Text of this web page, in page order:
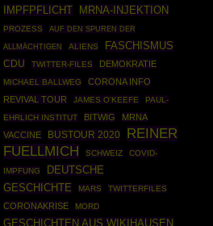
IMPFPFLICHT MRNA-INJEKTION
PROZESS AUF DEN SPUREN DER
ALLMÄCHTIGEN ALIENS FASCHISMUS
CDU TWITTER-FILES DEMOKRATIE
MICHAEL BALLWEG
CORONA INFO
REVIVAL TOUR
JAMES O'KEEFE
PAUL-
EHRLICH INSTITUT
BITWIG
MRNA
VACCINE
BUSTOUR 2020
REINER
FUELLMICH
SCHWEIZ
COVID-
IMPFUNG
DEUTSCHE
GESCHICHTE
MARS TWITTERFILES
CORONAKRISE MORD
GESCHICHTEN AUS WIKIHAUSEN